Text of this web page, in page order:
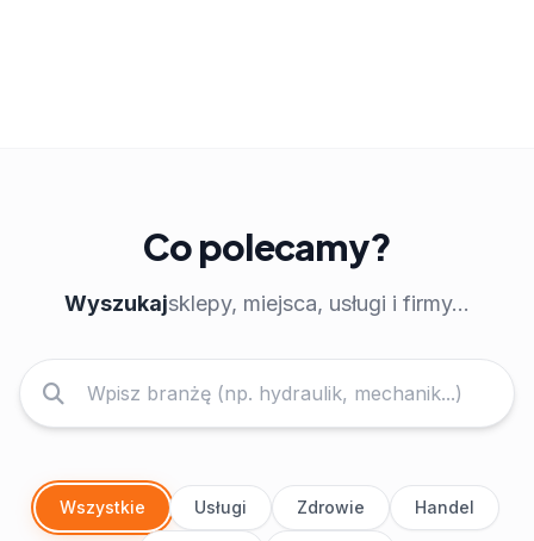
Co polecamy?
Wyszukajsklepy, miejsca, usługi i firmy...
Wszystkie Usługi Zdrowie Handel